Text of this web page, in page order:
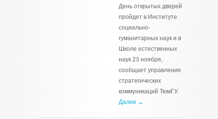
День открытых дверей
пройдет в Институте
социально-
гуманитарных наук и в
Школе естественных
наук 23 ноября,
сообщает управление
стратегических
коммуникаций ТюмГУ.
Далее →